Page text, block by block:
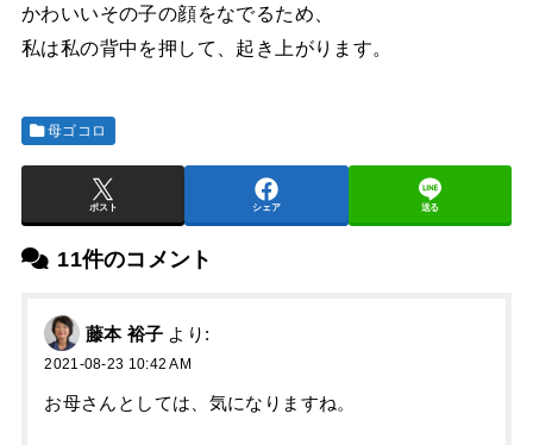
かわいいその子の顔をなでるため、
私は私の背中を押して、起き上がります。
母ゴコロ
ポスト シェア 送る
11件のコメント
藤本 裕子 より:
2021-08-23 10:42 AM
お母さんとしては、気になりますね。